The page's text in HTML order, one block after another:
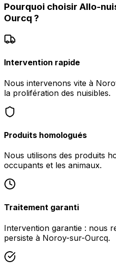
Pourquoi choisir Allo-
Ourcq ?
Intervention rapide
Nous intervenons vite à
la prolifération des nuisibles.
Produits homologués
Nous utilisons des produits
occupants et les animaux.
Traitement garanti
Intervention garantie : nous
persiste à Noroy-sur-Ourcq.